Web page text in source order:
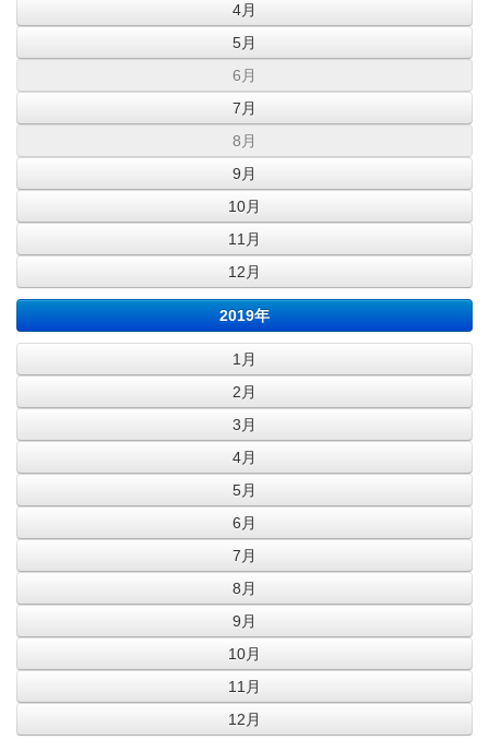
4月
5月
6月
7月
8月
9月
10月
11月
12月
2019年
1月
2月
3月
4月
5月
6月
7月
8月
9月
10月
11月
12月